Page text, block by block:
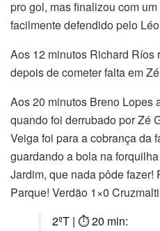
pro gol, mas finalizou com
facilmente defendido pelo
Aos 12 minutos Richard Ríos
depois de cometer falta em
Aos 20 minutos Breno Lopes
quando foi derrubado por Zé
Veiga foi para a cobrança da
guardando a bola na
Jardim, que nada pôde
Parque! Verdão 1×0
2ºT | ⏱ 20 min: